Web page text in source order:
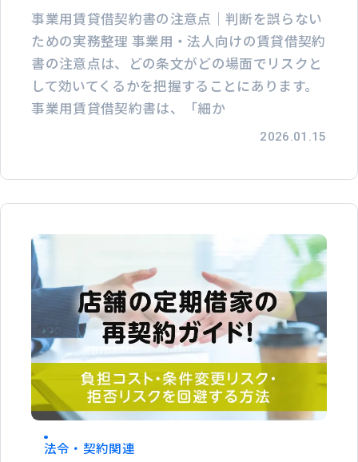
事業用賃貸借契約書の注意点｜判断を誤らない
ための実務整理 事業用・法人向けの賃貸借契約
書の注意点は、どの条文がどの場面でリスクと
して効いてくるかを把握することにあります。
事業用賃貸借契約書は、「細か
2026.01.15
法令・契約関連